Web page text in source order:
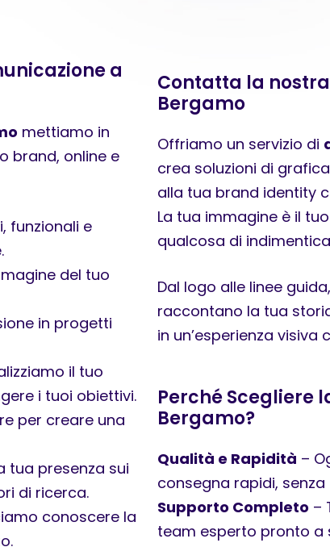
a
mettiamo in
brand, online e
funzionali e
del tuo
in progetti
il tuo
i tuoi obiettivi.
per creare una
tua presenza sui
di ricerca.
conoscere la
Contatta la
Bergamo
Offriamo un servizio di
crea soluzioni di
alla tua brand identity
La tua immagine è il
qualcosa di
Dal logo alle linee
raccontano la tua
in un’esperienza visiva
Perché Scegliere
Bergamo?
Qualità e Rapidità –
consegna rapidi,
Supporto Completo –
team esperto pronto a